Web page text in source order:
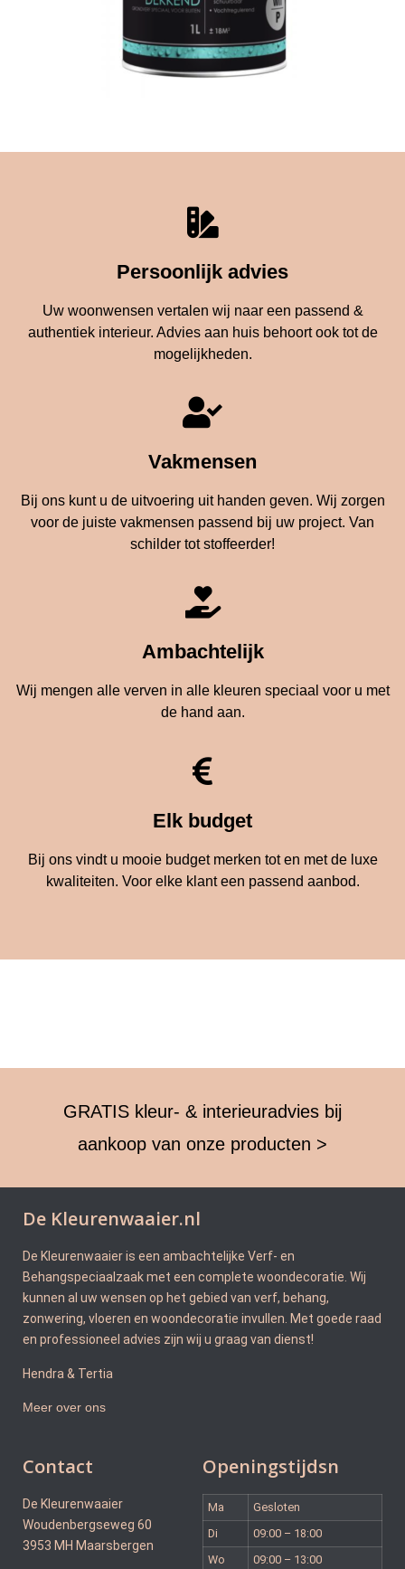
Persoonlijk advies
Uw woonwensen vertalen wij naar een passend &
authentiek interieur. Advies aan huis behoort ook tot de
mogelijkheden.
Vakmensen
Bij ons kunt u de uitvoering uit handen geven. Wij zorgen
voor de juiste vakmensen passend bij uw project. Van
schilder tot stoffeerder!
Ambachtelijk
Wij mengen alle verven in alle kleuren speciaal voor u met
de hand aan.
Elk budget
Bij ons vindt u mooie budget merken tot en met de luxe
kwaliteiten. Voor elke klant een passend aanbod.
GRATIS kleur- & interieuradvies bij
aankoop van onze producten >
De Kleurenwaaier.nl
De Kleurenwaaier is een ambachtelijke Verf- en
Behangspeciaalzaak met een complete woondecoratie. Wij
kunnen al uw wensen op het gebied van verf, behang,
zonwering, vloeren en woondecoratie invullen. Met goede raad
en professioneel advies zijn wij u graag van dienst!
Hendra & Tertia
Meer over ons
Contact
De Kleurenwaaier
Woudenbergseweg 60
3953 MH Maarsbergen
Openingstijdsn
Ma
Gesloten
Di
09:00 – 18:00
Wo
09:00 – 13:00